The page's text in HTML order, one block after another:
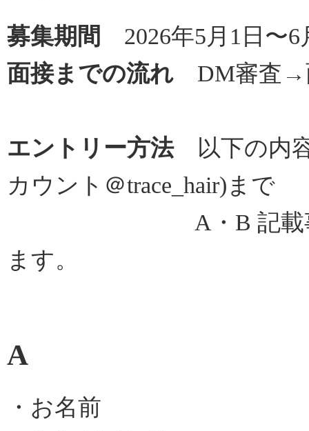
募集期間
2026年5月1日〜6
面接までの流れ DM審査→
エントリー方法以下の内容
カウント＠trace_hair)まで
A・B 記載事項を
ます。
A
・お名前